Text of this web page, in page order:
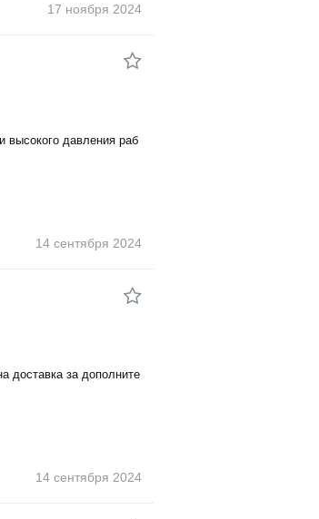
17 ноября 2024
высокого давления раб
14 сентября 2024
доставка за дополните
14 сентября 2024